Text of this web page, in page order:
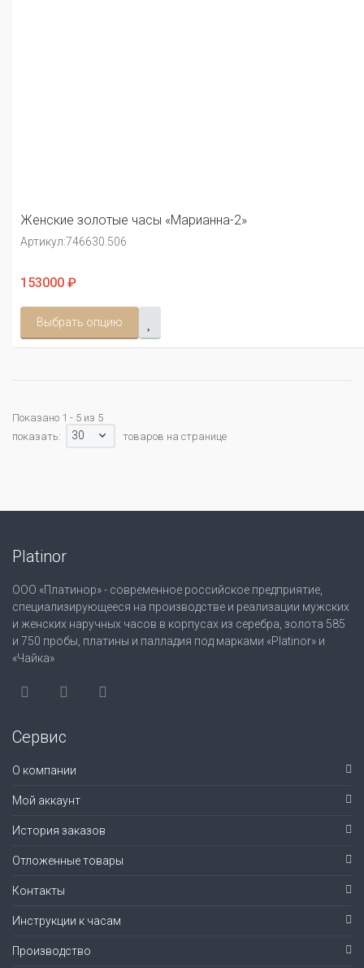
Женские золотые часы «Марианна-2»
Артикул:746630.506
153000 ₽
Выбрать опцию
Показано 1 - 5 из 5
показать:
30 товаров на странице
Platinor
ООО «Платинор» - современное российское предприятие,
специализирующееся на производстве и реализации мужских
и женских наручных часов в корпусах из серебра, золота 585
и 750 пробы, платины и палладия под марками «Platinor» и
«Чайка»
Сервис
О компании
Мой аккаунт
История заказов
Отложенные товары
Контакты
Инструкции к часам
Производство